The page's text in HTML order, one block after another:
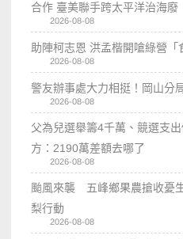
合作 臺美聯手跨太平洋治海廢
2026-08-08
助陣柯志恩 洪孟楷開嗆綠營「
2026-08-08
警友辦事處大力相挺！岡山分
2026-08-08
父為兒選舉籌4千萬、競選支
方：2190萬差額去哪了
2026-08-08
颱風來襲 五峰鄉果農搶收憂
梨行動
2026-08-08